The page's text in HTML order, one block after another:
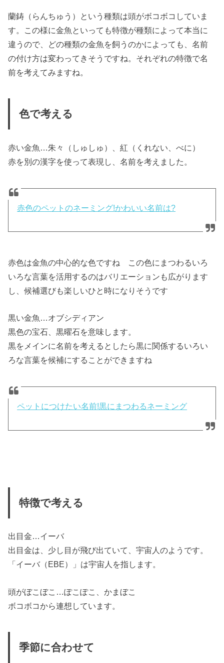
蘭鋳（らんちゅう）という種類は頭がボコボコしていま
す。この様に金魚といっても特徴が種類によって本当に
違うので、どの種類の金魚を飼うのかによっても、名前
の付け方は変わってきそうですね。それぞれの特徴で名
前を考えてみますね。
色で考える
赤い金魚…朱々（しゅしゅ）、紅（くれない、べに）
赤を別の漢字を使って表現し、名前を考えました。
赤色のペットのネーミング!かわいい名前は?
赤色は金魚の中心的な色ですね この色にまつわるいろ
いろな言葉を活用するのはバリエーションも広がります
し、候補選びも楽しいひと時になりそうです
黒い金魚…オブシディアン
黒色の宝石、黒曜石を意味します。
黒をメインに名前を考えるとしたら黒に関係するいろい
ろな言葉を候補にすることができますね
ペットにつけたい名前!黒にまつわるネーミング
特徴で考える
出目金…イーバ
出目金は、少し目が飛び出ていて、宇宙人のようです。
「イーバ（EBE）」は宇宙人を指します。
頭がぼこぼこ…ぽこぽこ、かまぼこ
ボコボコから連想しています。
季節に合わせて